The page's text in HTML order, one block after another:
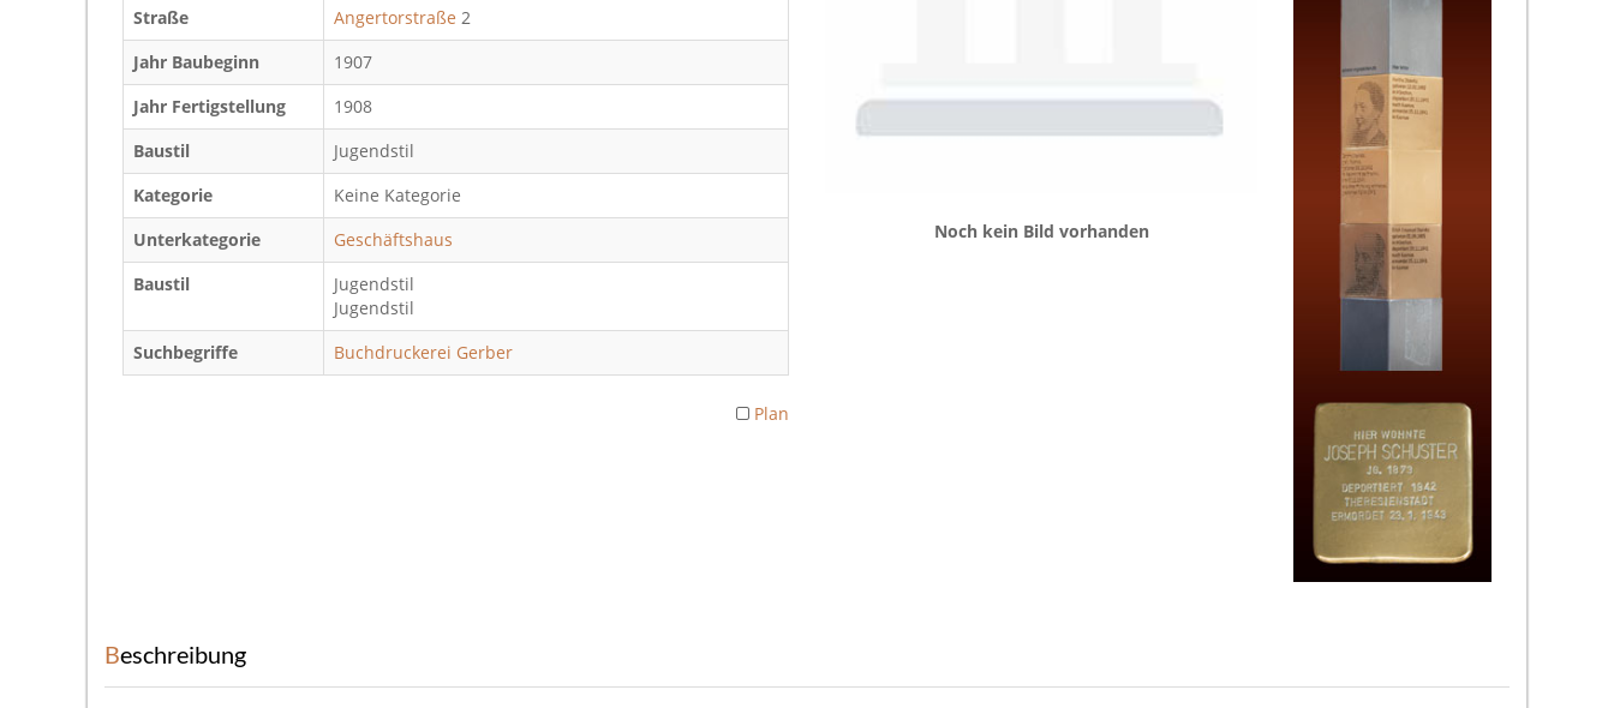
Straße
Angertorstraße 2
Jahr Baubeginn
1907
Jahr Fertigstellung
1908
Baustil
Jugendstil
Kategorie
Keine Kategorie
Unterkategorie
Geschäftshaus
Baustil
Jugendstil
Jugendstil
Suchbegriffe
Buchdruckerei Gerber
Plan
Noch kein Bild vorhanden
Beschreibung